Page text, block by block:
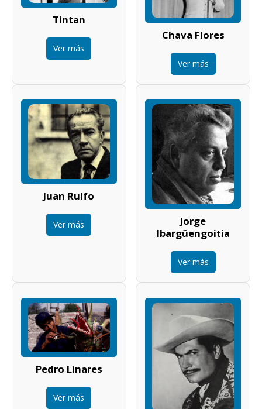
Tintan
Ver más
Chava Flores
Ver más
Juan Rulfo
Ver más
Jorge
Ibargüengoitia
Ver más
Pedro Linares
Ver más